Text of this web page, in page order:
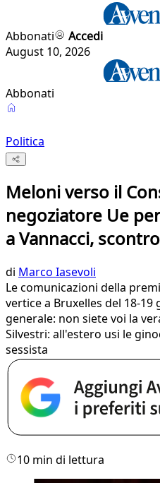
Abbonati
Accedi
August 10, 2026
Abbonati
Politica
Meloni verso il
negoziatore Ue
a Vannacci,
di Marco Iasevoli
Le comunicazioni della
vertice a Bruxelles del 18-
generale: non siete voi la
Silvestri: all'estero usi le
sessista
10 min di lettura